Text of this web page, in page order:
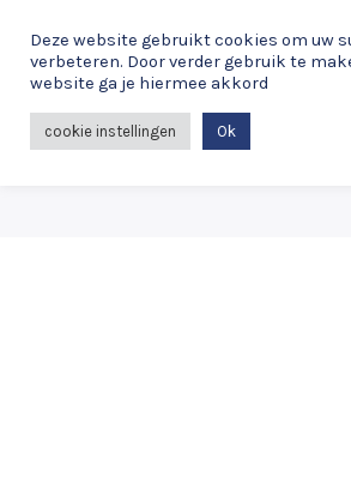
naar
inhoud
Deze website gebruikt cookies om uw
verbeteren. Door verder gebruik te
website ga je hiermee akkord
cookie instellingen Ok